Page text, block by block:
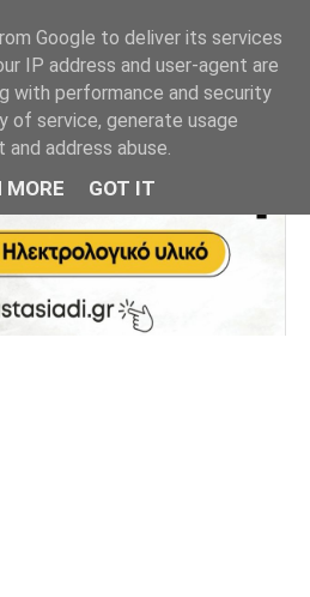
Google to deliver its services
IP address and user-agent are
with performance and security
of service, generate usage
address abuse.
MORE GOT IT